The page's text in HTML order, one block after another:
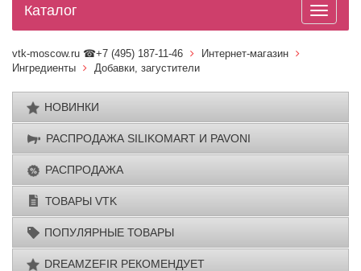
Toggle
Каталог
vtk-moscow.ru ☎+7 (495) 187-11-46
Интернет-магазин
Ингредиенты
Добавки, загустители
НОВИНКИ
РАСПРОДАЖА SILIKОМАRT И PAVONI
РАСПРОДАЖА
ТОВАРЫ VTK
ПОПУЛЯРНЫЕ ТОВАРЫ
DREAMZEFIR РЕКОМЕНДУЕТ